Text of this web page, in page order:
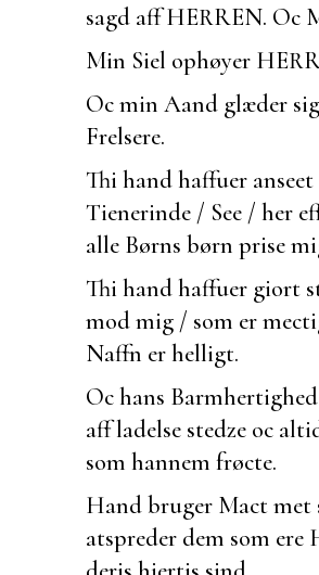
sagd aff HERREN. Oc
Min Siel ophøyer
Oc min Aand glæder
Frelsere.
Thi hand haffuer
Tienerinde / See / her
alle Børns børn prise
Thi hand haffuer giort
mod mig / som er
Naffn er helligt.
Oc hans
aff ladelse stedze oc
som hannem frøcte.
Hand bruger Mact
atspreder dem som